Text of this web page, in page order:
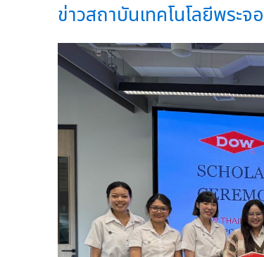
ข่าวสถาบันเทคโนโลยีพระ